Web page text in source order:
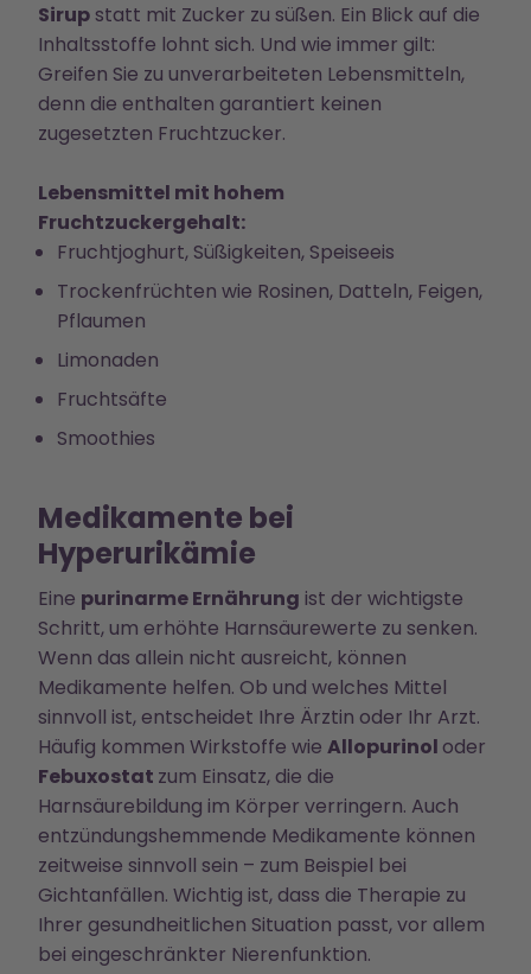
Sirupstatt mit Zucker zu süßen. Ein Blick auf die
Inhaltsstoffe lohnt sich. Und wie immer gilt:
Greifen Sie zu unverarbeiteten Lebensmitteln,
denn die enthalten garantiert keinen
zugesetzten Fruchtzucker.
Lebensmittel mit hohem
Fruchtzuckergehalt:
Fruchtjoghurt, Süßigkeiten, Speiseeis
Trockenfrüchten wie Rosinen, Datteln, Feigen,
Pflaumen
Limonaden
Fruchtsäfte
Smoothies
Medikamente bei
Hyperurikämie
Eine purinarme Ernährung ist der wichtigste
Schritt, um erhöhte Harnsäurewerte zu senken.
Wenn das allein nicht ausreicht, können
Medikamente helfen. Ob und welches Mittel
sinnvoll ist, entscheidet Ihre Ärztin oder Ihr Arzt.
Häufig kommen Wirkstoffe wie Allopurinol oder
Febuxostat zum Einsatz, die die
Harnsäurebildung im Körper verringern. Auch
entzündungshemmende Medikamente können
zeitweise sinnvoll sein – zum Beispiel bei
Gichtanfällen. Wichtig ist, dass die Therapie zu
Ihrer gesundheitlichen Situation passt, vor allem
bei eingeschränkter Nierenfunktion.